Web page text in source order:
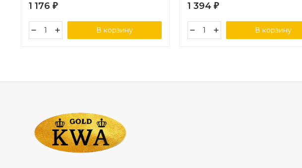
1 176 ₽
В корзину
1 394 ₽
В корзину